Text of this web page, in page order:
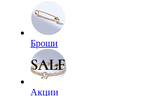
Броши
Акции